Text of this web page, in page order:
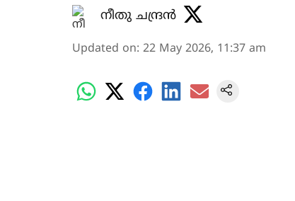
നീതു ചന്ദ്രൻ
Updated on: 22 May 2026, 11:37 am